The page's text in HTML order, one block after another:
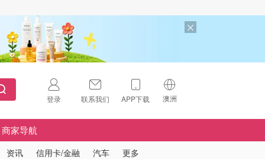
登录 联系我们 APP下载 澳洲
🇺🇸
🇨🇳中国
商家导航
资讯 信用卡/金融 汽车 更多